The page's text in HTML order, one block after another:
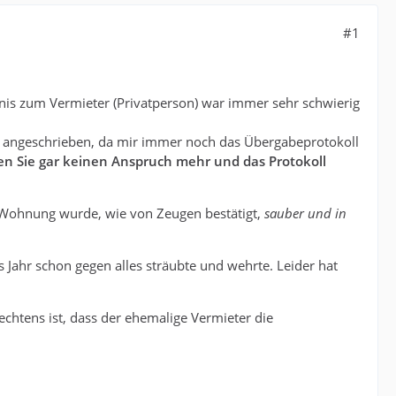
#1
zum Vermieter (Privatperson) war immer sehr schwierig
da mir immer noch das Übergabeprotokoll
Sie gar keinen Anspruch mehr und das Protokoll
wurde, wie von Zeugen bestätigt, sauber und in
schon gegen alles sträubte und wehrte. Leider hat
ist, dass der ehemalige Vermieter die